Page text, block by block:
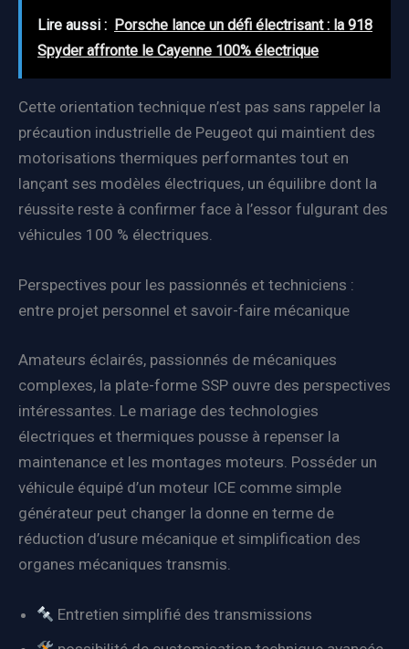
Lire aussi : Porsche lance un défi électrisant : la 918
Spyder affronte le Cayenne 100% électrique
Cette orientation technique n’est pas sans rappeler la
précaution industrielle de Peugeot qui maintient des
motorisations thermiques performantes tout en
lançant ses modèles électriques, un équilibre dont la
réussite reste à confirmer face à l’essor fulgurant des
véhicules 100 % électriques.
Perspectives pour les passionnés et techniciens :
entre projet personnel et savoir-faire mécanique
Amateurs éclairés, passionnés de mécaniques
complexes, la plate-forme SSP ouvre des perspectives
intéressantes. Le mariage des technologies
électriques et thermiques pousse à repenser la
maintenance et les montages moteurs. Posséder un
véhicule équipé d’un moteur ICE comme simple
générateur peut changer la donne en terme de
réduction d’usure mécanique et simplification des
organes mécaniques transmis.
Entretien simplifié des transmissions